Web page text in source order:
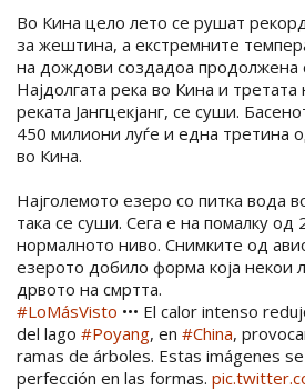
Во Кина цело лето се рушат
за жештина, а екстремните
на дождови создадоа продолжена
Најдолгата река во Кина и третата
реката Јангцекјанг, се суши.
450 милиони луѓе и една третина
во Кина.
Најголемото езеро со питка вода
така се суши. Сега е на помалку од
нормалното ниво. Снимките од
езерото добило форма која некои
дрвото на смртта.
#LoMásVisto ••• El calor intenso
del lago #Poyang, en #China,
ramas de árboles. Estas imágenes
perfección en las formas.